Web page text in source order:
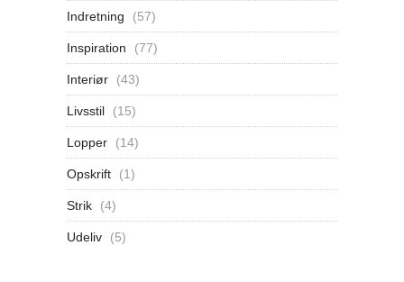
Indretning (57)
Inspiration (77)
Interiør (43)
Livsstil (15)
Lopper (14)
Opskrift (1)
Strik (4)
Udeliv (5)